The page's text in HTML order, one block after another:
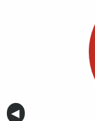
Anterior
◀︎